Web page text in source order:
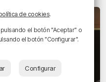
de cookies.
el botón "Aceptar" o
el botón "Configurar".
Configurar